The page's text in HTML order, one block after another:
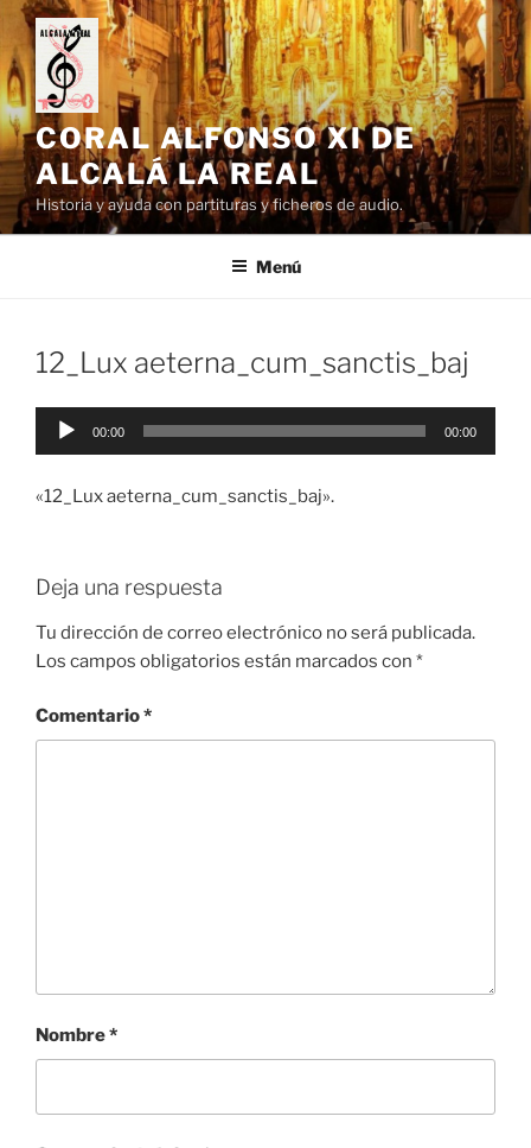
Saltar
contenido
CORAL ALFONSO XI DE
ALCALÁ LA REAL
Historia y ayuda con partituras y ficheros de audio.
Menú
12_Lux aeterna_cum_sanctis_baj
Reproductor
00:00 00:00
«12_Lux aeterna_cum_sanctis_baj».
Deja una respuesta
Tu dirección de correo electrónico no será publicada.
Los campos obligatorios están marcados con *
Comentario*
Nombre*